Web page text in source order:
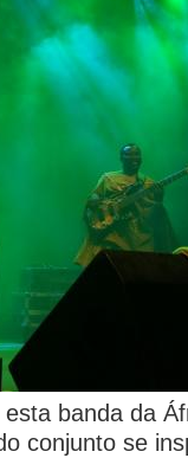
banda da
conjunto se